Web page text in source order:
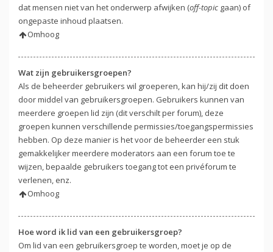
dat mensen niet van het onderwerp afwijken (off-topic gaan) of
ongepaste inhoud plaatsen.
Omhoog
Wat zijn gebruikersgroepen?
Als de beheerder gebruikers wil groeperen, kan hij/zij dit doen
door middel van gebruikersgroepen. Gebruikers kunnen van
meerdere groepen lid zijn (dit verschilt per forum), deze
groepen kunnen verschillende permissies/toegangspermissies
hebben. Op deze manier is het voor de beheerder een stuk
gemakkelijker meerdere moderators aan een forum toe te
wijzen, bepaalde gebruikers toegang tot een privéforum te
verlenen, enz.
Omhoog
Hoe word ik lid van een gebruikersgroep?
Om lid van een gebruikersgroep te worden, moet je op de